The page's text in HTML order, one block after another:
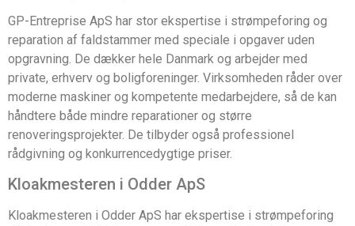
GP-Entreprise ApS har stor ekspertise i strømpeforing og
reparation af faldstammer med speciale i opgaver uden
opgravning. De dækker hele Danmark og arbejder med
private, erhverv og boligforeninger. Virksomheden råder over
moderne maskiner og kompetente medarbejdere, så de kan
håndtere både mindre reparationer og større
renoveringsprojekter. De tilbyder også professionel
rådgivning og konkurrencedygtige priser.
Kloakmesteren i Odder ApS
Kloakmesteren i Odder ApS har ekspertise i strømpeforing